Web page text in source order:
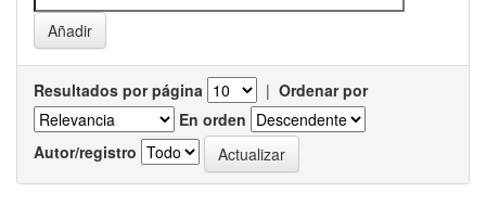
Resultados por página | Ordenar por
En orden
Autor/registro